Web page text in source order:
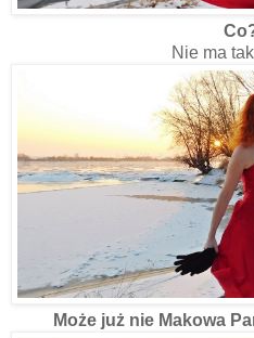
Nie ma
Może już nie Makowa